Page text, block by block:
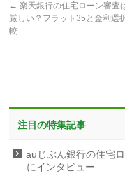
← 楽天銀行の住宅ローン審査
厳しい？フラット35と金利選
較
注目の特集記事
auじぶん銀行の住宅
にインタビュー